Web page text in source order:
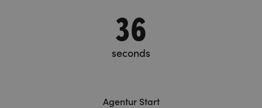
37
seconds
Agentur Start